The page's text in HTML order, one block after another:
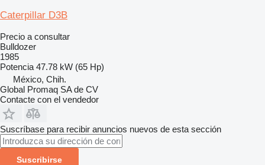
Caterpillar D3B
Precio a consultar
Bulldozer
1985
Potencia 47.78 kW (65 Hp)
México, Chih.
Global Promaq SA de CV
Contacte con el vendedor
Suscríbase para recibir anuncios nuevos de esta sección
Suscribirse